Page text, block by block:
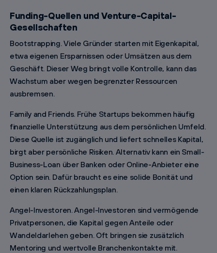
Funding-Quellen und Venture-Capital-
Gesellschaften
Bootstrapping. Viele Gründer starten mit Eigenkapital,
etwa eigenen Ersparnissen oder Umsätzen aus dem
Geschäft. Dieser Weg bringt volle Kontrolle, kann das
Wachstum aber wegen begrenzter Ressourcen
ausbremsen.
Family and Friends. Frühe Startups bekommen häufig
finanzielle Unterstützung aus dem persönlichen Umfeld.
Diese Quelle ist zugänglich und liefert schnelles Kapital,
birgt aber persönliche Risiken. Alternativ kann ein Small-
Business-Loan über Banken oder Online-Anbieter eine
Option sein. Dafür braucht es eine solide Bonität und
einen klaren Rückzahlungsplan.
Angel-Investoren. Angel-Investoren sind vermögende
Privatpersonen, die Kapital gegen Anteile oder
Wandeldarlehen geben. Oft bringen sie zusätzlich
Mentoring und wertvolle Branchenkontakte mit.